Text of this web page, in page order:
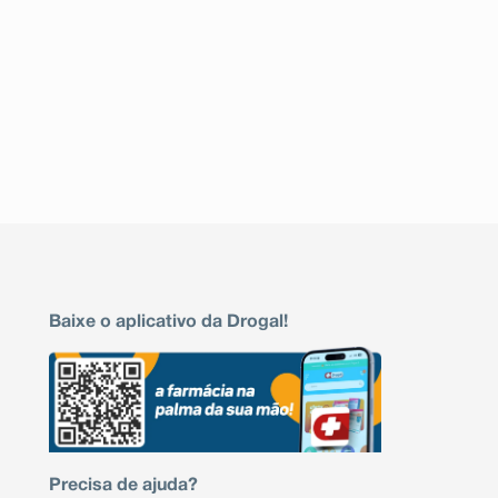
Baixe o aplicativo da Drogal!
Precisa de ajuda?